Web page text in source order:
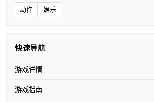
动作 娱乐
快速导航
游戏详情
游戏指南